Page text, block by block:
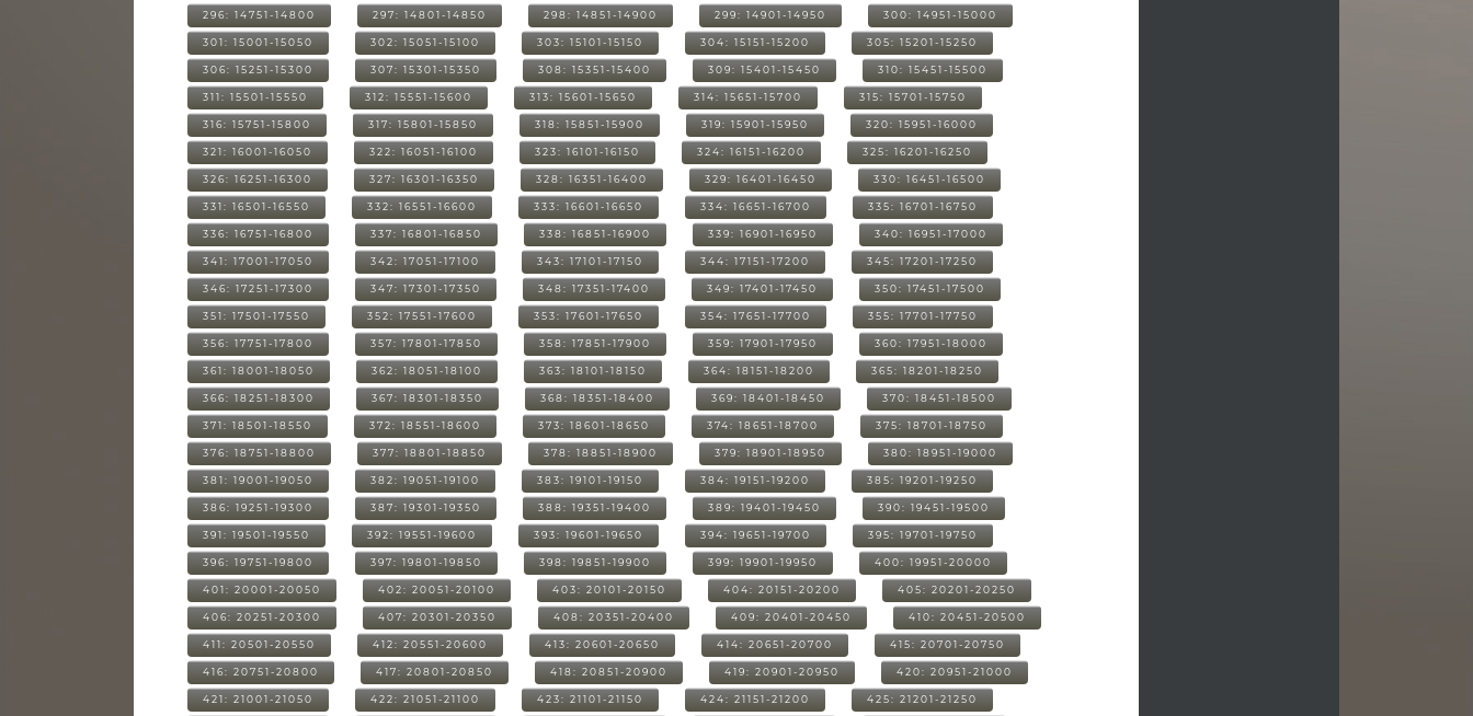
296: 14751-14800 297: 14801-14850 298: 14851-14900 299: 14901-14950 300: 14951-15000
301: 15001-15050 302: 15051-15100 303: 15101-15150 304: 15151-15200 305: 15201-15250
306: 15251-15300 307: 15301-15350 308: 15351-15400 309: 15401-15450 310: 15451-15500
311: 15501-15550 312: 15551-15600 313: 15601-15650 314: 15651-15700 315: 15701-15750
316: 15751-15800 317: 15801-15850 318: 15851-15900 319: 15901-15950 320: 15951-16000
321: 16001-16050 322: 16051-16100 323: 16101-16150 324: 16151-16200 325: 16201-16250
326: 16251-16300 327: 16301-16350 328: 16351-16400 329: 16401-16450 330: 16451-16500
331: 16501-16550 332: 16551-16600 333: 16601-16650 334: 16651-16700 335: 16701-16750
336: 16751-16800 337: 16801-16850 338: 16851-16900 339: 16901-16950 340: 16951-17000
341: 17001-17050 342: 17051-17100 343: 17101-17150 344: 17151-17200 345: 17201-17250
346: 17251-17300 347: 17301-17350 348: 17351-17400 349: 17401-17450 350: 17451-17500
351: 17501-17550 352: 17551-17600 353: 17601-17650 354: 17651-17700 355: 17701-17750
356: 17751-17800 357: 17801-17850 358: 17851-17900 359: 17901-17950 360: 17951-18000
361: 18001-18050 362: 18051-18100 363: 18101-18150 364: 18151-18200 365: 18201-18250
366: 18251-18300 367: 18301-18350 368: 18351-18400 369: 18401-18450 370: 18451-18500
371: 18501-18550 372: 18551-18600 373: 18601-18650 374: 18651-18700 375: 18701-18750
376: 18751-18800 377: 18801-18850 378: 18851-18900 379: 18901-18950 380: 18951-19000
381: 19001-19050 382: 19051-19100 383: 19101-19150 384: 19151-19200 385: 19201-19250
386: 19251-19300 387: 19301-19350 388: 19351-19400 389: 19401-19450 390: 19451-19500
391: 19501-19550 392: 19551-19600 393: 19601-19650 394: 19651-19700 395: 19701-19750
396: 19751-19800 397: 19801-19850 398: 19851-19900 399: 19901-19950 400: 19951-20000
401: 20001-20050 402: 20051-20100 403: 20101-20150 404: 20151-20200 405: 20201-20250
406: 20251-20300 407: 20301-20350 408: 20351-20400 409: 20401-20450 410: 20451-20500
411: 20501-20550 412: 20551-20600 413: 20601-20650 414: 20651-20700 415: 20701-20750
416: 20751-20800 417: 20801-20850 418: 20851-20900 419: 20901-20950 420: 20951-21000
421: 21001-21050 422: 21051-21100 423: 21101-21150 424: 21151-21200 425: 21201-21250